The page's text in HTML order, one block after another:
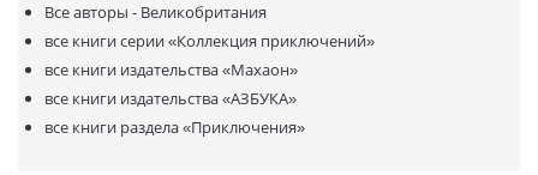
Все авторы - Великобритания
все книги серии«Коллекция приключений»
все книги издательства«Махаон»
все книги издательства«АЗБУКА»
все книги раздела«Приключения»